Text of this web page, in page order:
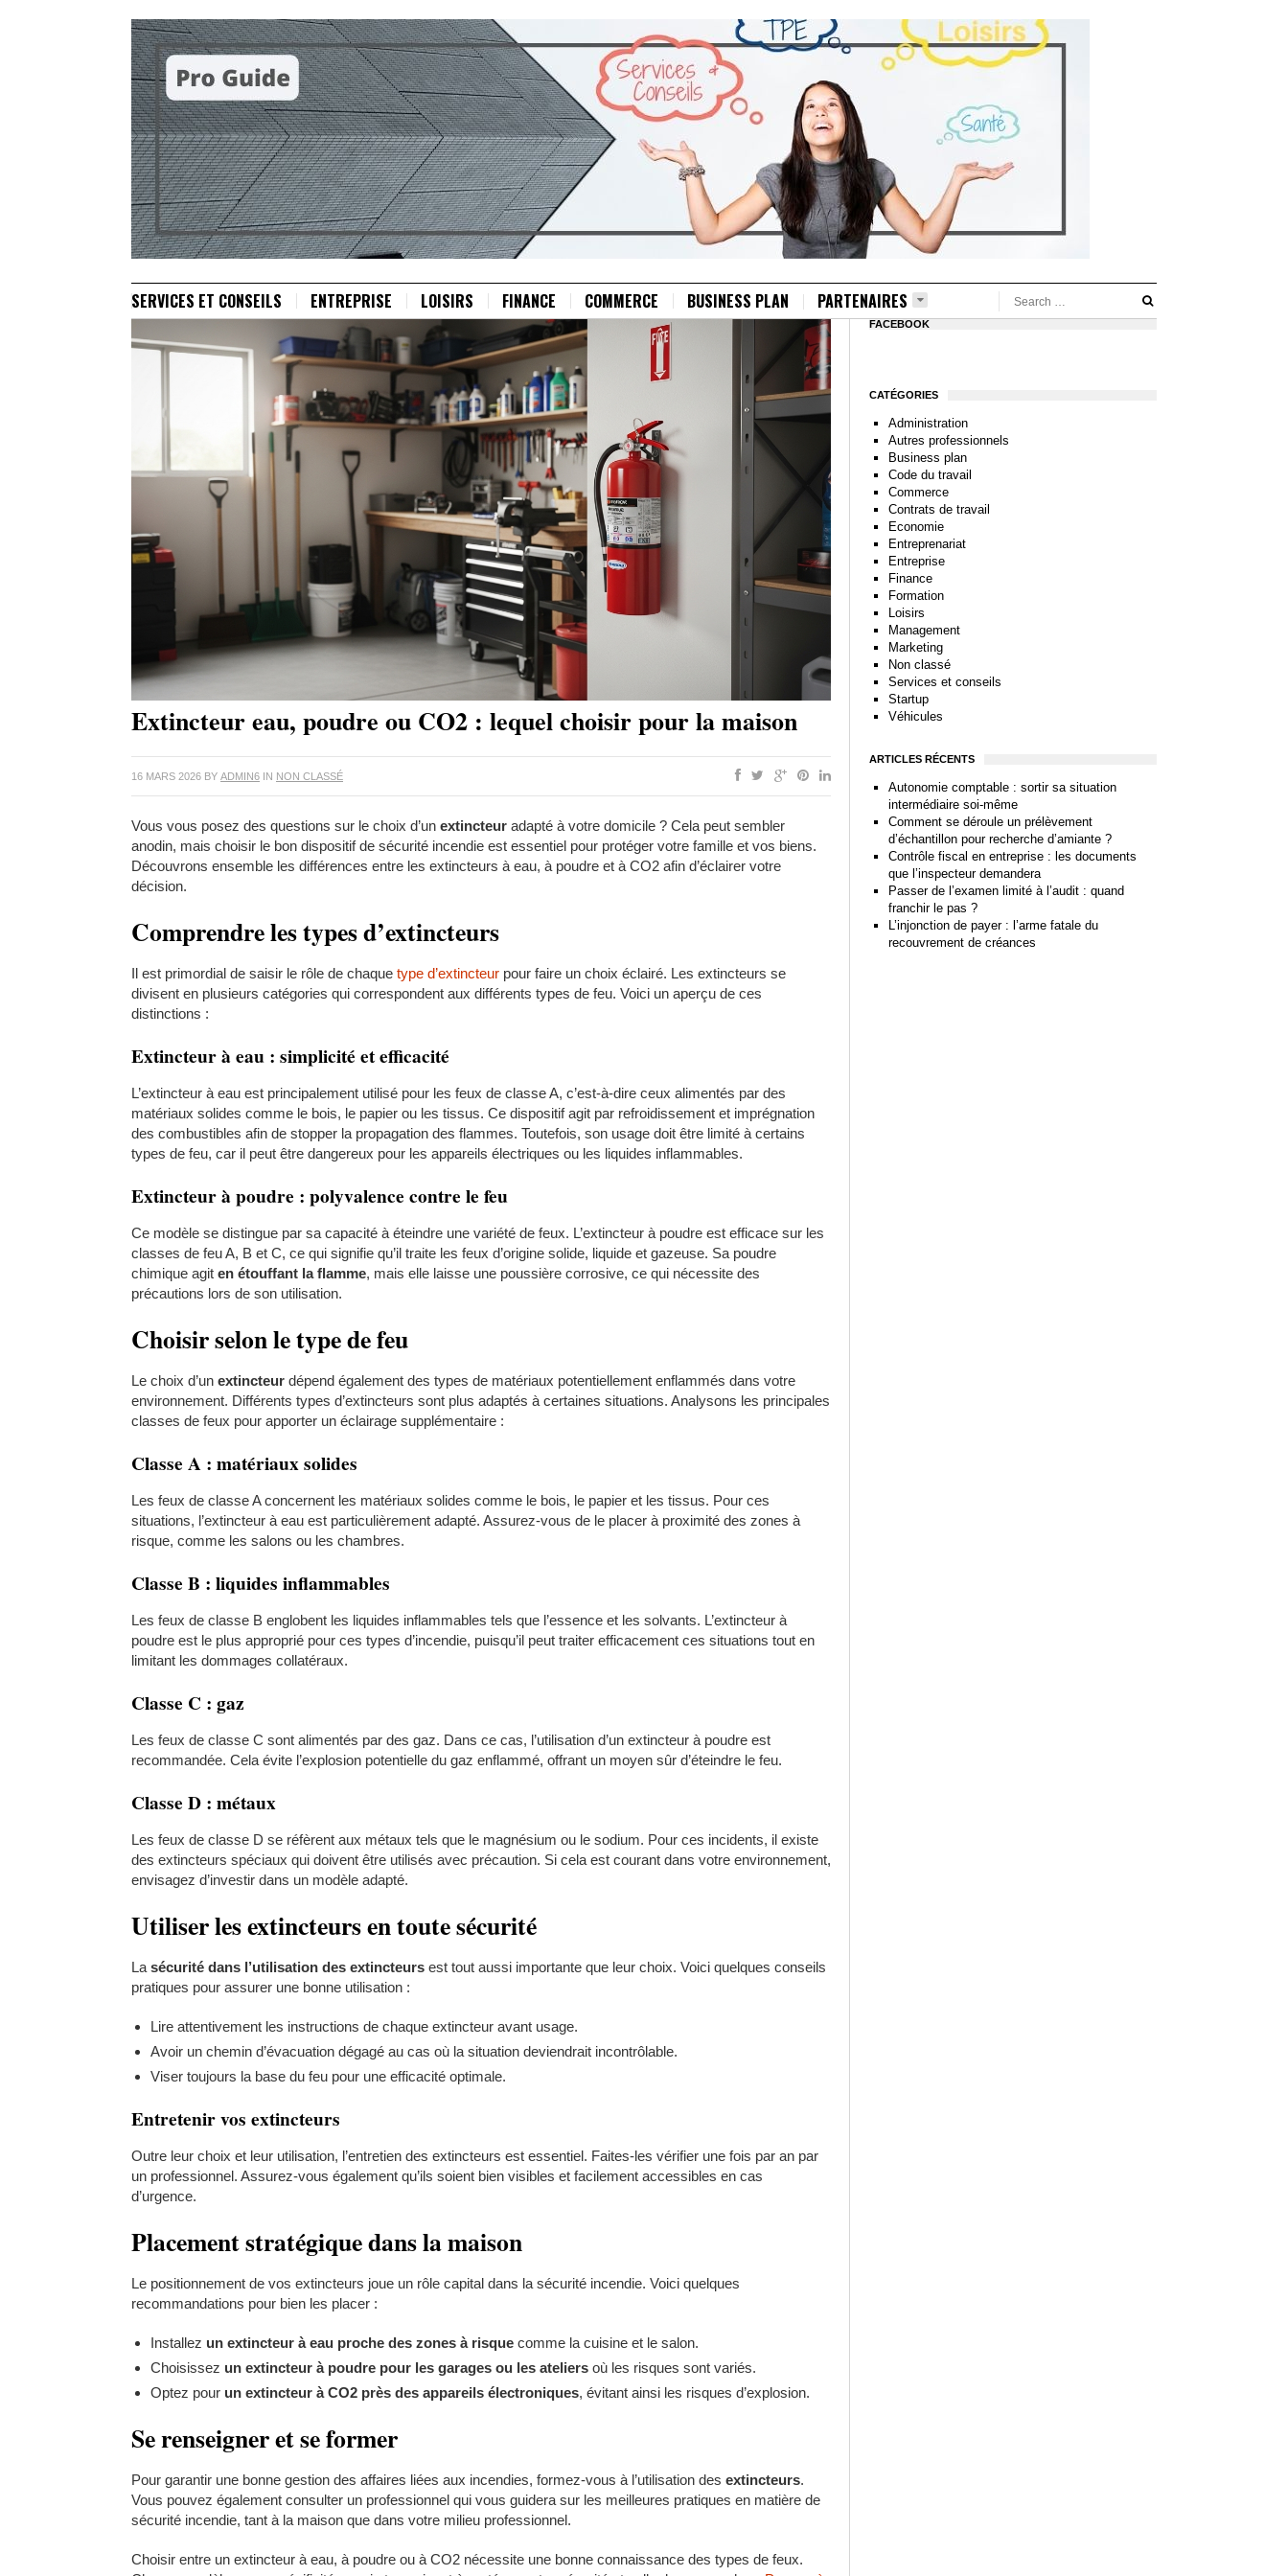
SERVICES ET CONSEILS ENTREPRISE LOISIRS FINANCE COMMERCE BUSINESS PLAN PARTENAIRES
Extincteur eau, poudre ou CO2 : lequel choisir pour la maison
16 MARS 2026 BY ADMIN6 IN NON CLASSÉ
Vous vous posez des questions sur le choix d’un extincteur adapté à votre domicile ? Cela peut sembler
anodin, mais choisir le bon dispositif de sécurité incendie est essentiel pour protéger votre famille et vos biens.
Découvrons ensemble les différences entre les extincteurs à eau, à poudre et à CO2 afin d’éclairer votre
décision.
Comprendre les types d’extincteurs
Il est primordial de saisir le rôle de chaque type d’extincteur pour faire un choix éclairé. Les extincteurs se
divisent en plusieurs catégories qui correspondent aux différents types de feu. Voici un aperçu de ces
distinctions :
Extincteur à eau : simplicité et efficacité
L’extincteur à eau est principalement utilisé pour les feux de classe A, c’est-à-dire ceux alimentés par des
matériaux solides comme le bois, le papier ou les tissus. Ce dispositif agit par refroidissement et imprégnation
des combustibles afin de stopper la propagation des flammes. Toutefois, son usage doit être limité à certains
types de feu, car il peut être dangereux pour les appareils électriques ou les liquides inflammables.
Extincteur à poudre : polyvalence contre le feu
Ce modèle se distingue par sa capacité à éteindre une variété de feux. L’extincteur à poudre est efficace sur les
classes de feu A, B et C, ce qui signifie qu’il traite les feux d’origine solide, liquide et gazeuse. Sa poudre
chimique agit en étouffant la flamme, mais elle laisse une poussière corrosive, ce qui nécessite des
précautions lors de son utilisation.
Choisir selon le type de feu
Le choix d’un extincteur dépend également des types de matériaux potentiellement enflammés dans votre
environnement. Différents types d’extincteurs sont plus adaptés à certaines situations. Analysons les principales
classes de feux pour apporter un éclairage supplémentaire :
Classe A : matériaux solides
Les feux de classe A concernent les matériaux solides comme le bois, le papier et les tissus. Pour ces
situations, l’extincteur à eau est particulièrement adapté. Assurez-vous de le placer à proximité des zones à
risque, comme les salons ou les chambres.
Classe B : liquides inflammables
Les feux de classe B englobent les liquides inflammables tels que l’essence et les solvants. L’extincteur à
poudre est le plus approprié pour ces types d’incendie, puisqu’il peut traiter efficacement ces situations tout en
limitant les dommages collatéraux.
Classe C : gaz
Les feux de classe C sont alimentés par des gaz. Dans ce cas, l’utilisation d’un extincteur à poudre est
recommandée. Cela évite l’explosion potentielle du gaz enflammé, offrant un moyen sûr d’éteindre le feu.
Classe D : métaux
Les feux de classe D se réfèrent aux métaux tels que le magnésium ou le sodium. Pour ces incidents, il existe
des extincteurs spéciaux qui doivent être utilisés avec précaution. Si cela est courant dans votre environnement,
envisagez d’investir dans un modèle adapté.
Utiliser les extincteurs en toute sécurité
La sécurité dans l’utilisation des extincteurs est tout aussi importante que leur choix. Voici quelques conseils
pratiques pour assurer une bonne utilisation :
Lire attentivement les instructions de chaque extincteur avant usage.
Avoir un chemin d’évacuation dégagé au cas où la situation deviendrait incontrôlable.
Viser toujours la base du feu pour une efficacité optimale.
Entretenir vos extincteurs
Outre leur choix et leur utilisation, l’entretien des extincteurs est essentiel. Faites-les vérifier une fois par an par
un professionnel. Assurez-vous également qu’ils soient bien visibles et facilement accessibles en cas
d’urgence.
Placement stratégique dans la maison
Le positionnement de vos extincteurs joue un rôle capital dans la sécurité incendie. Voici quelques
recommandations pour bien les placer :
Installez un extincteur à eau proche des zones à risque comme la cuisine et le salon.
Choisissez un extincteur à poudre pour les garages ou les ateliers où les risques sont variés.
Optez pour un extincteur à CO2 près des appareils électroniques, évitant ainsi les risques d’explosion.
Se renseigner et se former
Pour garantir une bonne gestion des affaires liées aux incendies, formez-vous à l’utilisation des extincteurs.
Vous pouvez également consulter un professionnel qui vous guidera sur les meilleures pratiques en matière de
sécurité incendie, tant à la maison que dans votre milieu professionnel.
Choisir entre un extincteur à eau, à poudre ou à CO2 nécessite une bonne connaissance des types de feux.
FACEBOOK
CATÉGORIES
Administration
Autres professionnels
Business plan
Code du travail
Commerce
Contrats de travail
Economie
Entreprenariat
Entreprise
Finance
Formation
Loisirs
Management
Marketing
Non classé
Services et conseils
Startup
Véhicules
ARTICLES RÉCENTS
Autonomie comptable : sortir sa situation
intermédiaire soi-même
Comment se déroule un prélèvement
d’échantillon pour recherche d’amiante ?
Contrôle fiscal en entreprise : les documents
que l’inspecteur demandera
Passer de l’examen limité à l’audit : quand
franchir le pas ?
L’injonction de payer : l’arme fatale du
recouvrement de créances